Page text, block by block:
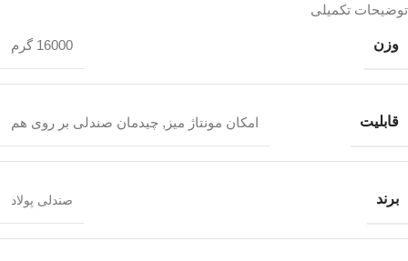
توضیحات تکمیلی
وزن 16000 گرم
قابلیت امکان مونتاژ میز , چیدمان صندلی بر روی هم
برند صندلی پولاد